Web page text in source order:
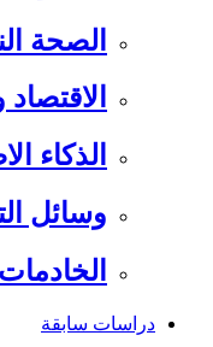
الصحة النفسية
الاقتصاد وارتفاع
الذكاء الاصطناعي 2025 في
وسائل
دراسات سابقة